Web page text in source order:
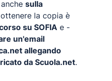
sulla
la copia è
su SOFIA e -
un'email
allegando
da Scuola.net.